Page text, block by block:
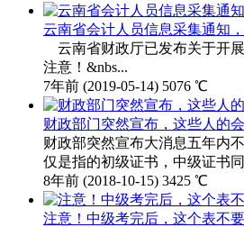
云南省会计人员信息采集通知
云南省财政厅已发布关于开
注意！&nbs...
7年前 (2019-05-14) 5076 ℃
财政部门突然宣布，这些人的
财政部突然宣布大消息五年内
仅是指的初级证书，中级证书
8年前 (2018-10-15) 3425 ℃
注意！中级考完后，这个表不